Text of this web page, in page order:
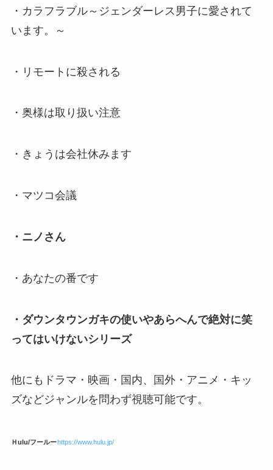
・カラフラブル～ジェンダーレス男子に愛されて
います。～
・リモートに殺される
・奥様は取り扱い注意
・きょうは会社休みます
・マツコ会議
・ニノさん
・あなたの番です
・ダウンタウンガキの使いやあらへんで絶対に笑
ってはいけないシリーズ
他にもドラマ・映画・国内、国外・アニメ・キッ
ズなどジャンルを問わず視聴可能です。
Ｈulu/フールーhttps://www.hulu.jp/